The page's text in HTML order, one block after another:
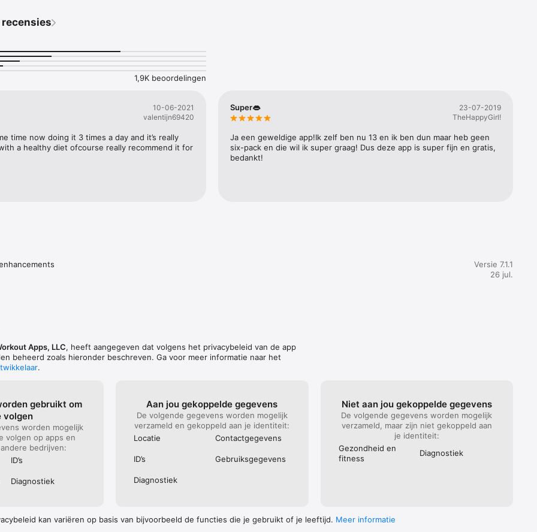
Selecteer eenvoudig je routine en volg de app!
functie voor verschillende dagelijkse trainingen
(volledige versie) bevat buik, arm, onderlichaam, cardio en beentrainingen.
Pilates, stretch, bal, kettlebell trainingen en meer!
1,9K beoordelingen
10-06-2021
valentijn69420
time now doing it 3 times a day and it’s really
a healthy diet ofcourse really recommend it for
Super👄
23-07-2019
TheHappyGirl!
Ja een geweldige app!Ik zelf ben nu 13 en ik ben dun maar heb geen
six-pack en die wil ik super graag! Dus deze app is super fijn en gratis,
bedankt!
Versie 7.1.1
26 jul.
Apps, LLC, heeft aangegeven dat volgens het privacybeleid van de app
beheerd zoals hieronder beschreven. Ga voor meer informatie naar het
.
gebruikt om
volgen
worden mogelijk
volgen op apps en
bedrijven:
ID’s
Diagnostiek
Aan jou gekoppelde gegevens
De volgende gegevens worden mogelijk
verzameld en gekoppeld aan je identiteit:
Locatie
Contact­gegevens
ID’s Gebruiks­gegevens
Diagnostiek
Niet aan jou gekoppelde gegevens
De volgende gegevens worden mogelijk
verzameld, maar zijn niet gekoppeld aan
je identiteit:
Gezondheid en
fitness
Diagnostiek
kan variëren op basis van bijvoorbeeld de functies die je gebruikt of je leeftijd. Meer informatie